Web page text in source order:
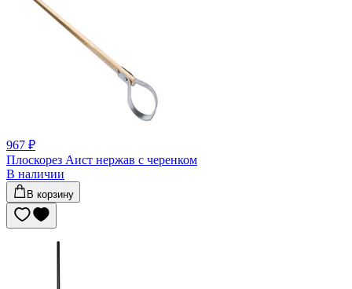
967 ₽
Плоскорез Аист нержав с черенком
В наличии
В корзину